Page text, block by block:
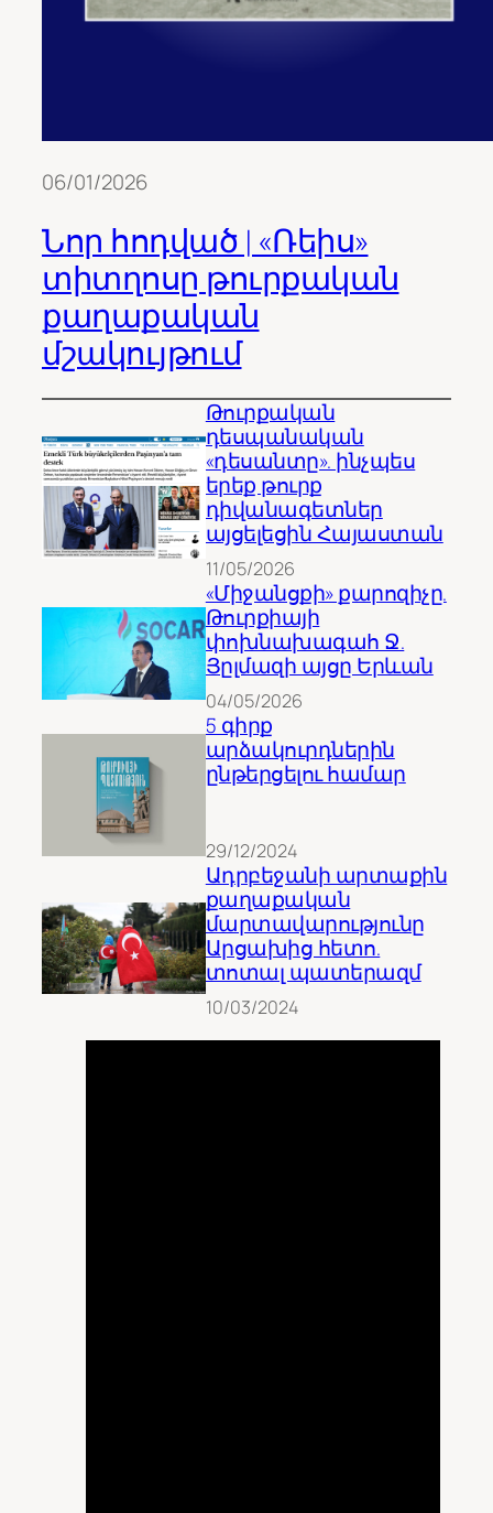
06/01/2026
Նոր հոդված | «Ռեիս»
տիտղոսը թուրքական
քաղաքական
մշակույթում
Թուրքական
դեսպանական
«դեսանտը». ինչպես
երեք թուրք
դիվանագետներ
այցելեցին Հայաստան
11/05/2026
«Միջանցքի» քարոզիչը.
Թուրքիայի
փոխնախագահ Ջ.
Յըլմազի այցը Երևան
04/05/2026
5 գիրք
արձակուրդներին
ընթերցելու համար
29/12/2024
Ադրբեջանի արտաքին
քաղաքական
մարտավարությունը
Արցախից հետո.
տոտալ պատերազմ
10/03/2024